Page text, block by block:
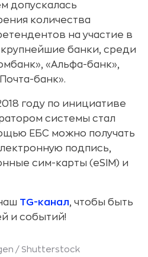
допускалась
количества
на участие в
банки, среди
«Альфа-банк»,
банк».
году по инициативе
системы стал
ЕБС можно получать
подпись,
сим-карты (eSIM) и
TG-канал, чтобы быть
и событий!
/ Shutterstock